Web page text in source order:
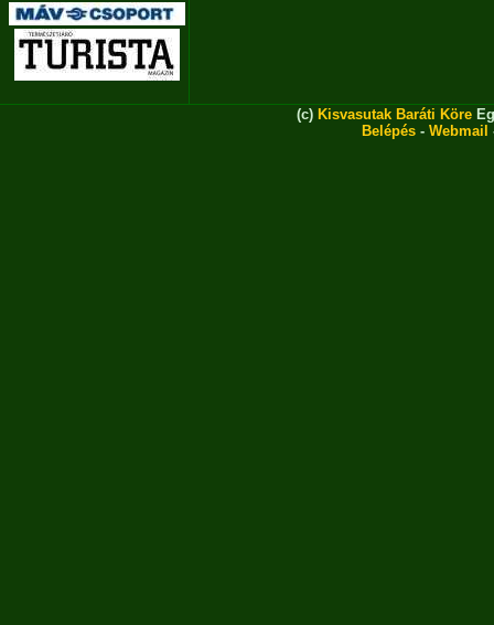
(c) Kisvasutak Baráti Köre
Belépés - Webmail